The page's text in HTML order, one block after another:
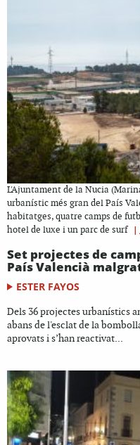
L'Ajuntament de la Nucia
urbanístic més gran del País
habitatges, quatre camps de
hotel de luxe i un parc de surf |
Set projectes de
País Valencià
ESTER FAYOS
Dels 36 projectes urbanístics
abans de l'esclat de la
aprovats i s’han reactivat...